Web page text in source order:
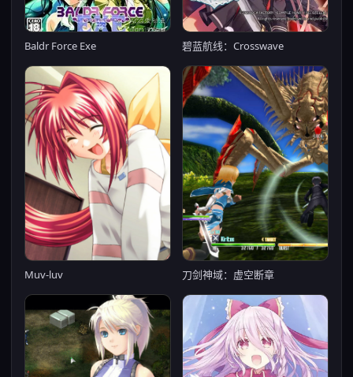
Baldr Force Exe 碧蓝航线：Crosswave
Muv-luv 刀剑神域：虚空断章